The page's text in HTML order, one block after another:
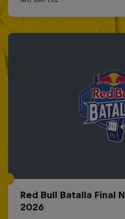
Red Bull Batalla Final
2026